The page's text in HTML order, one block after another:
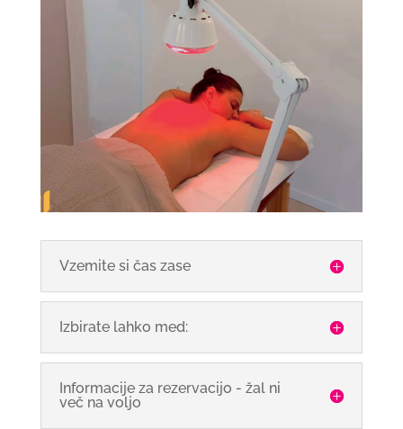
Vzemite si čas zase
Izbirate lahko med:
Informacije za rezervacijo - žal ni
več na voljo